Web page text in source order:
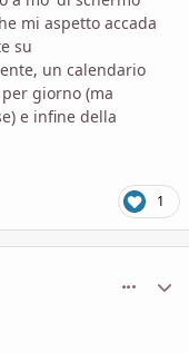
mi aspetto accada
su
un calendario
giorno (ma
e infine della
1